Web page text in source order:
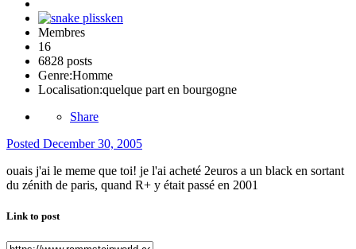
Membres
16
6828 posts
Genre:Homme
Localisation:quelque part en bourgogne
Share
Posted December 30, 2005
ouais j'ai le meme que toi! je l'ai acheté 2euros a un black en sortant
du zénith de paris, quand R+ y était passé en 2001
Link to post